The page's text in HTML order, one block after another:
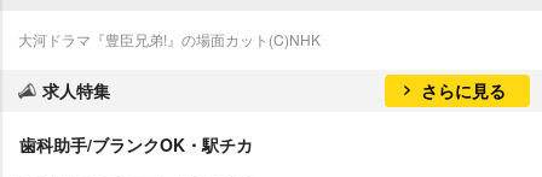
大河ドラマ『豊臣兄弟!』の場面カット(C)NHK
求人特集 さらに見る
歯科助手/ブランクOK・駅チカ